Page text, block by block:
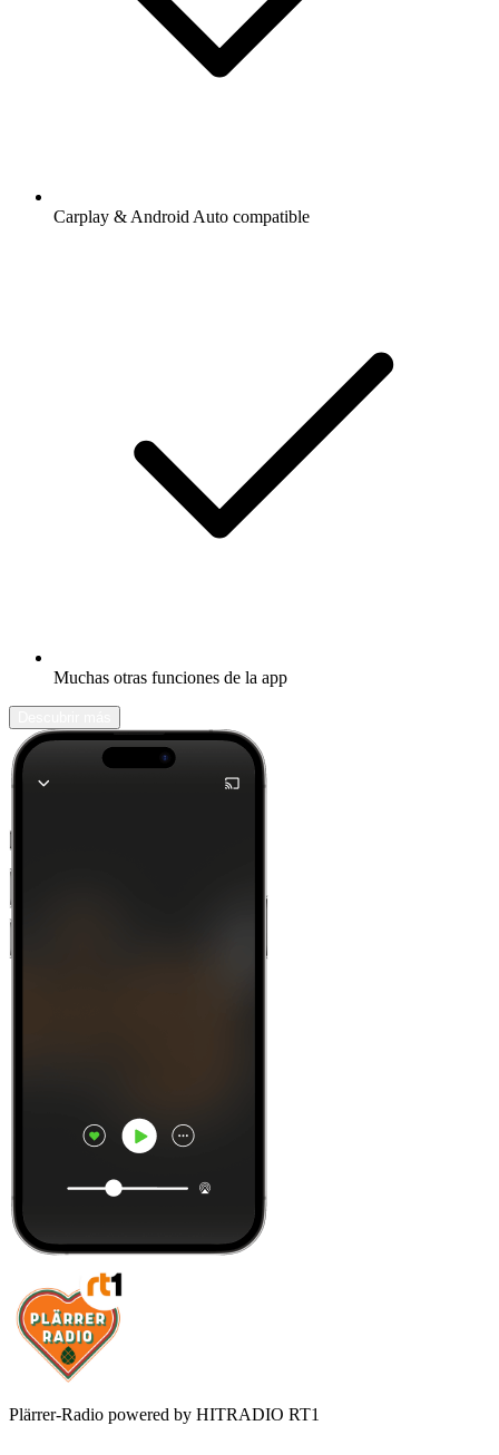
Carplay & Android Auto compatible
Muchas otras funciones de la app
Plärrer-Radio powered by HITRADIO RT1